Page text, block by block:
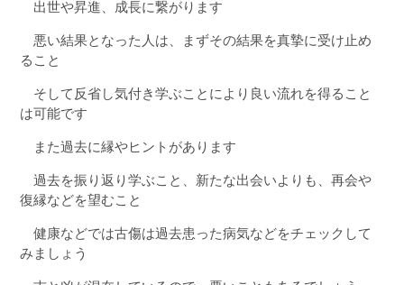
出世や昇進、成長に繋がります
悪い結果となった人は、まずその結果を真摯に受け止め
ること
そして反省し気付き学ぶことにより良い流れを得ること
は可能です
また過去に縁やヒントがあります
過去を振り返り学ぶこと、新たな出会いよりも、再会や
復縁などを望むこと
健康などでは古傷は過去患った病気などをチェックして
みましょう